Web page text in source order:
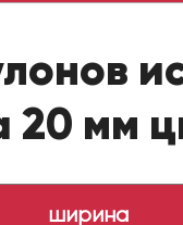
мм
ширина